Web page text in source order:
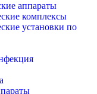
аппараты
комплексы
установки по